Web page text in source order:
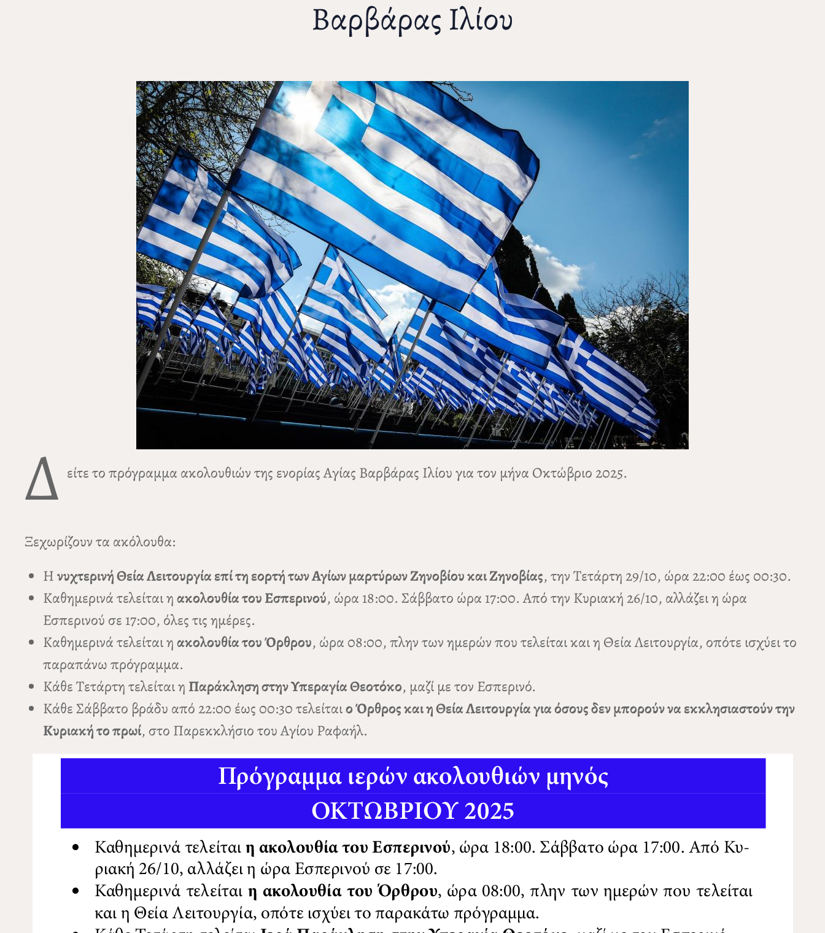
Βαρβάρας Ιλίου
Δ είτε το πρόγραμμα ακολουθιών της ενορίας Αγίας Βαρβάρας Ιλίου για τον μήνα Οκτώβριο 2025.
Ξεχωρίζουν τα ακόλουθα:
Ηνυχτερινή Θεία Λειτουργία επί τη εορτή των Αγίων μαρτύρων Ζηνοβίου και Ζηνοβίας, την Τετάρτη 29/10, ώρα 22:00 έως 00:30.
Καθημερινά τελείται ηακολουθία του Εσπερινού, ώρα 18:00. Σάββατο ώρα 17:00. Από την Κυριακή 26/10, αλλάζει η ώρα
Εσπερινού σε 17:00, όλες τις ημέρες.
Καθημερινά τελείται ηακολουθία του Όρθρου, ώρα 08:00, πλην των ημερών που τελείται και η Θεία Λειτουργία, οπότε ισχύει το
παραπάνω πρόγραμμα.
Κάθε Τετάρτη τελείται η Παράκληση στην Υπεραγία Θεοτόκο, μαζί με τον Εσπερινό.
Κάθε Σάββατο βράδυ από 22:00 έως 00:30 τελείταιο Όρθρος και η Θεία Λειτουργία για όσους δεν μπορούν να εκκλησιαστούν την
Κυριακή το πρωί, στο Παρεκκλήσιο του Αγίου Ραφαήλ.